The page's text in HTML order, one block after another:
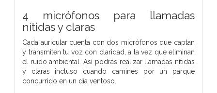
4 micrófonos para llamadas
nítidas y claras
Cada auricular cuenta con dos micrófonos que captan
y transmiten tu voz con claridad, a la vez que eliminan
el ruido ambiental. Así podrás realizar llamadas nítidas
y claras incluso cuando camines por un parque
concurrido en un día ventoso.